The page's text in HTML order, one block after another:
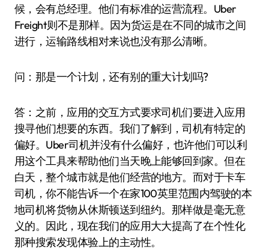
候，会有总经理。他们有标准的运营流程。Uber
Freight则不是那样。因为货运是在不同的城市之间
进行，运输路线相对来说也没有那么清晰。
问：那是一个计划，还有别的重大计划吗?
答：之前，应用的交互方式要求司机们要进入应用
搜寻他们想要的东西。我们了解到，司机有特定的
偏好。Uber司机并没有什么偏好，也许他们可以利
用这个工具来帮助他们当天晚上能够回到家。但在
白天，整个城市就是他们经营的地方。而对于卡车
司机，你不能告诉一个在家100英里范围内驾驶的本
地司机将货物从休斯顿送到纽约。那样做是毫无意
义的。因此，现在我们的应用大大提高了在个性化
那种搜索发现体验上的主动性。